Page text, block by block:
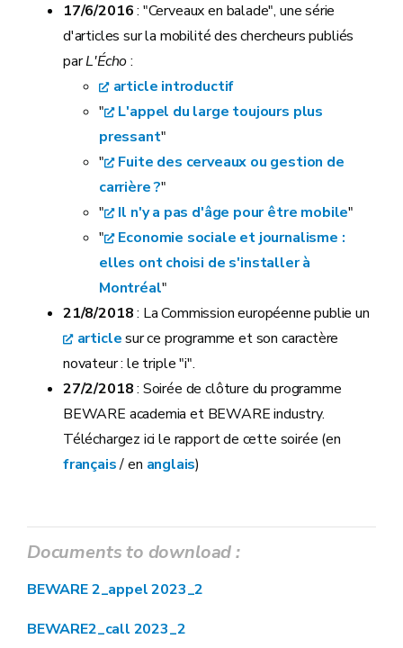
17/6/2016: "Cerveaux en balade", une série
d'articles sur la mobilité des chercheurs publiés
parL'Écho:
article introductif
"
L'appel du large toujours plus
pressant"
"
Fuite des cerveaux ou gestion de
carrière ?"
"
Il n'y a pas d'âge pour être mobile"
"
Economie sociale et journalisme :
elles ont choisi de s'installer à
Montréal"
21/8/2018: La Commission européenne publie un
articlesur ce programme et son caractère
novateur : le triple "i".
27/2/2018: Soirée de clôture du programme
BEWARE academia et BEWARE industry.
Téléchargez ici le rapport de cette soirée (en
français/ en anglais)
Documents to download :
BEWARE 2_appel 2023_2
BEWARE2_call 2023_2